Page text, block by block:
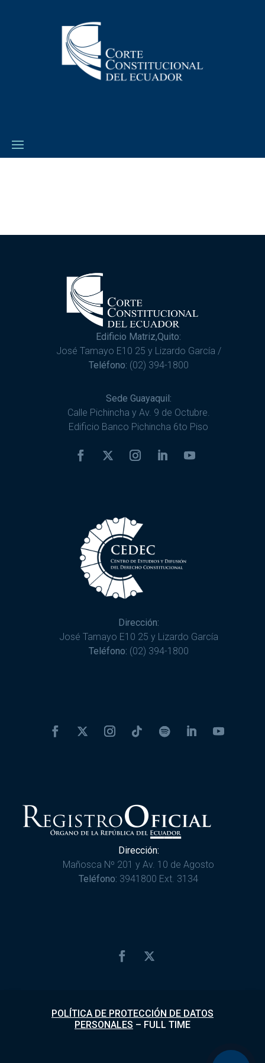
Edificio Matriz,Quito:
José Tamayo E10 25 y Lizardo García /
Teléfono: (02) 394-1800
Sede Guayaquil:
Calle Pichincha y Av. 9 de Octubre.
Edificio Banco Pichincha 6to Piso
Dirección:
José Tamayo E10 25 y Lizardo García
Teléfono: (02) 394-1800
Dirección:
Mañosca Nº 201 y Av. 10 de Agosto
Teléfono: 3941800 Ext. 3134
POLÍTICA DE PROTECCIÓN DE DATOS
PERSONALES – FULL TIME